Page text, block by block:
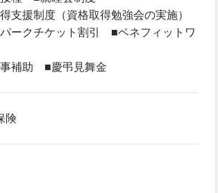
援制度（資格取得勉強会の実施）
ークチケット割引 ■ベネフィットワ
事補助 ■慶弔見舞金
険